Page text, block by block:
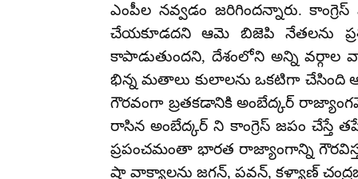
ఎంపీల నవ్వడం జరిగిందన్నారు.
చేయకూడదని ఆమె బిజెపి నేతలను
కాపాడుతుందని, దేశంలోని అన్ని వర్గాల
భిన్న మతాలు కులాలను ఒకటిగా చేసింది
గౌరవంగా బ్రతకడానికి అంబేద్కర్
రాసిన అంబేద్కర్ ని కాంగ్రెస్ జపం చేస్తే
ప్రపంచమంతా భారత రాజ్యాంగాన్ని
షా వాక్యాలను జగన్, పవన్, కళ్యాణ్